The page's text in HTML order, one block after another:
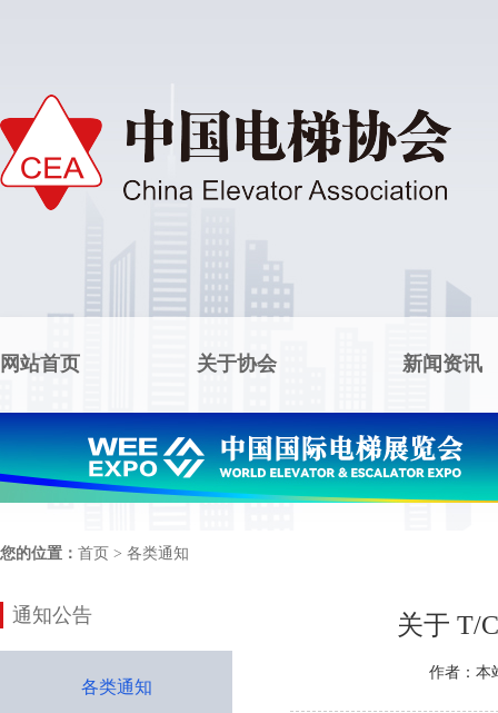
网站首页 关于协会 新闻资讯
您的位置： 首页 > 各类通知
通知公告
各类通知
关于 T/
作者：本